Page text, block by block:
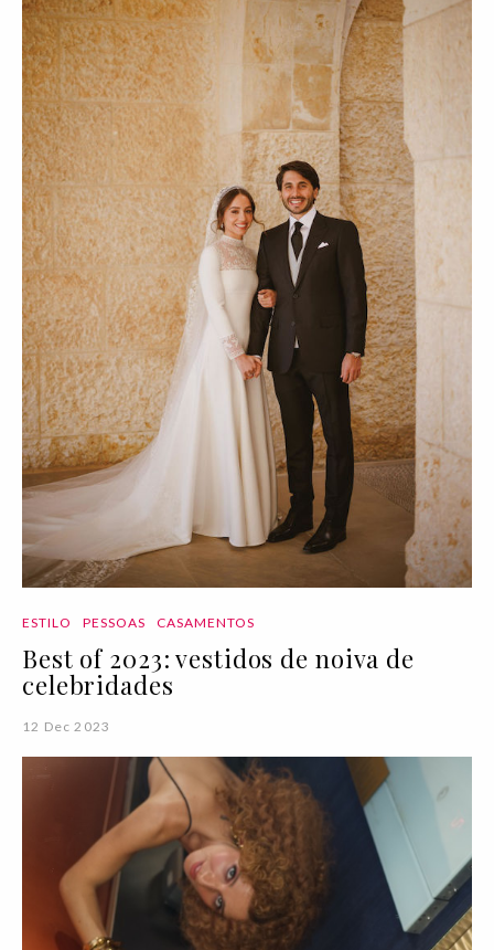
ESTILO PESSOAS CASAMENTOS
Best of 2023: vestidos de noiva de
celebridades
12 Dec 2023